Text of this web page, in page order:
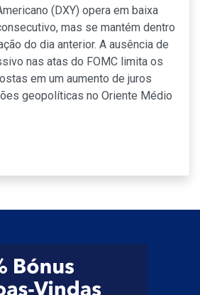
(DXY) opera em baixa
mas se mantém dentro
do dia anterior. A ausência de
nas atas do FOMC limita os
em um aumento de juros
geopolíticas no Oriente Médio